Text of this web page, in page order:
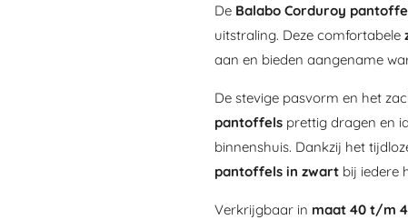
De Balabo Corduroy
uitstraling. Deze comfortabele
aan en bieden aangename
De stevige pasvorm en het
pantoffels prettig dragen en
binnenshuis. Dankzij het
pantoffels in zwart bij iedere
Verkrijgbaar in maat 40 t/m